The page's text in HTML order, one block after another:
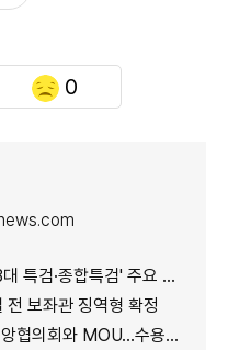
0
·종합특검' 주요 재판 속도
보좌관 징역형 확정
수용자 교화·법률지원 협력